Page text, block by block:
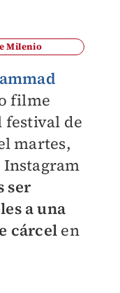
Milenio
filme
festival de
martes,
Instagram
ser
a una
cárcel en